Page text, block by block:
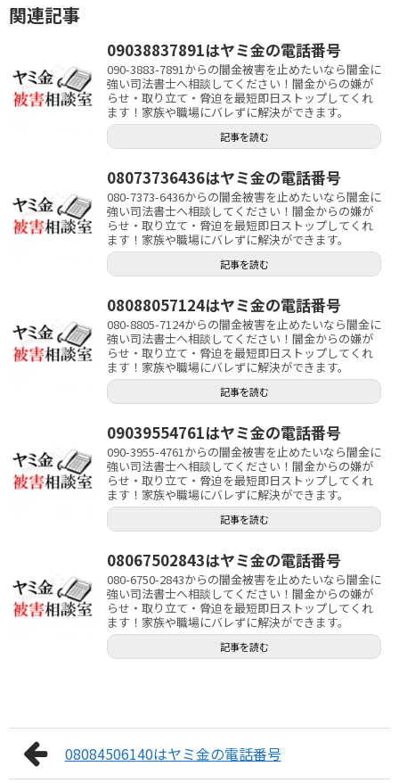
関連記事
09038837891はヤミ金の電話番号
090-3883-7891からの闇金被害を止めたいなら闇金に
強い司法書士へ相談してください！闇金からの嫌が
らせ・取り立て・脅迫を最短即日ストップしてくれ
ます！家族や職場にバレずに解決ができます。
記事を読む
08073736436はヤミ金の電話番号
080-7373-6436からの闇金被害を止めたいなら闇金に
強い司法書士へ相談してください！闇金からの嫌が
らせ・取り立て・脅迫を最短即日ストップしてくれ
ます！家族や職場にバレずに解決ができます。
記事を読む
08088057124はヤミ金の電話番号
080-8805-7124からの闇金被害を止めたいなら闇金に
強い司法書士へ相談してください！闇金からの嫌が
らせ・取り立て・脅迫を最短即日ストップしてくれ
ます！家族や職場にバレずに解決ができます。
記事を読む
09039554761はヤミ金の電話番号
090-3955-4761からの闇金被害を止めたいなら闇金に
強い司法書士へ相談してください！闇金からの嫌が
らせ・取り立て・脅迫を最短即日ストップしてくれ
ます！家族や職場にバレずに解決ができます。
記事を読む
08067502843はヤミ金の電話番号
080-6750-2843からの闇金被害を止めたいなら闇金に
強い司法書士へ相談してください！闇金からの嫌が
らせ・取り立て・脅迫を最短即日ストップしてくれ
ます！家族や職場にバレずに解決ができます。
記事を読む
08084506140はヤミ金の電話番号